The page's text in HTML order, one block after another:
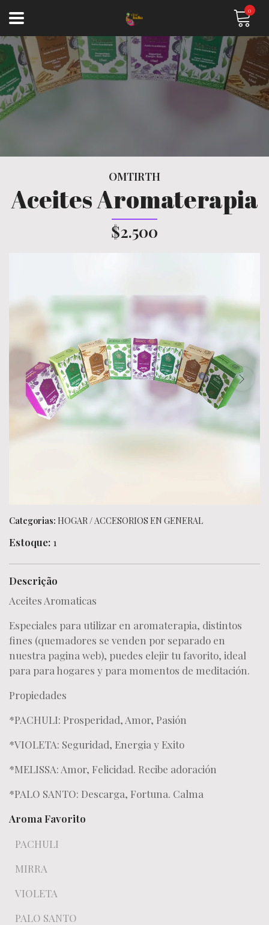
0
OMTIRTH
Aceites Aromaterapia
$2.500
Categorias: HOGAR/ACCESORIOS EN GENERAL
Estoque: 1
Descrição
Aceites Aromaticas
Especiales para utilizar en aromaterapia, distintos
fines (quemadores se venden por separado en
nuestra pagina web), puedes elejir tu favorito, ideal
para para hogares y para momentos de meditación.
Propiedades
*PACHULI: Prosperidad, Amor, Pasión
*VIOLETA: Seguridad, Energia y Exito
*MELISSA: Amor, Felicidad. Recibe adoración
*PALO SANTO: Descarga, Fortuna. Calma
Aroma Favorito
PACHULI
MIRRA
VIOLETA
PALO SANTO